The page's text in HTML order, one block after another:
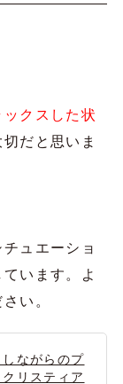
ックスした状
だと思いま
ュエーショ
います。よ
い。
しながらのプ
リスティア